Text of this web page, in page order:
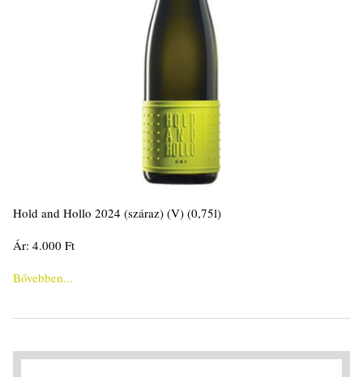
Hold and Hollo 2024 (száraz) (V) (0,75l)
Ár: 4.000 Ft
Bővebben...